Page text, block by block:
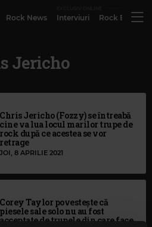
Rock News Interviuri Rock
Jericho
Chris Jericho (Fozzy) se întreabă
cine va lua locul marilor trupe de
rock după ce acestea se vor
retrage
JOI, 8 APRILIE 2021
Corey Taylor povestește că
piesele sale solo nu au fost
acceptate de trupele din care face